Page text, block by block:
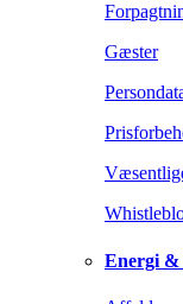
Gæster
Energi